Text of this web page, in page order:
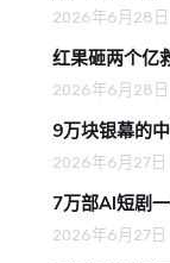
2026年6月28
红果砸两个亿
2026年6月28
9万块银幕的
2026年6月27日
7万部AI短剧
2026年6月27日